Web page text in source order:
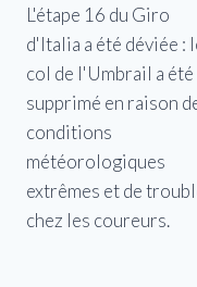
de
l’article
L'étape 16 du Giro
d'Italia a été déviée :
col de l'Umbrail a été
supprimé en raison
conditions
météorologiques
extrêmes et de
chez les coureurs.